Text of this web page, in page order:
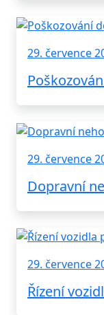
29. července
29. července
Dopravní
29. července
Řízení